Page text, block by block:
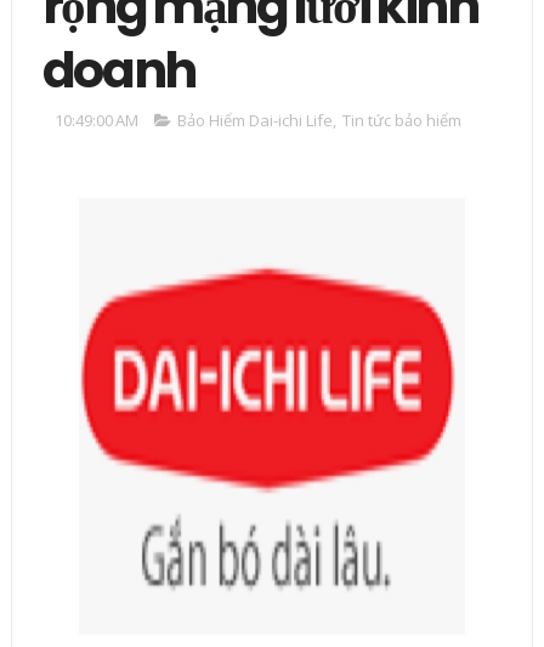
doanh
10:49:00 AM Bảo Hiểm Dai-ichi Life, Tin tức bảo hiểm